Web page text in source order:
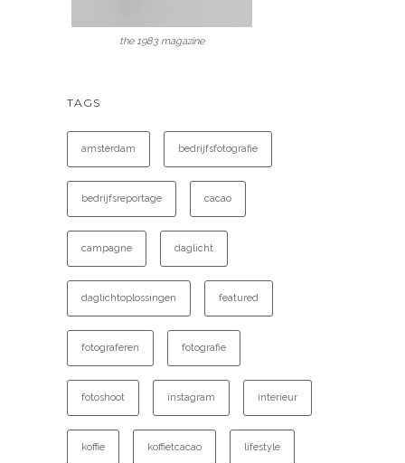
the 1983 magazine
TAGS
amsterdam bedrijfsfotografie
bedrijfsreportage cacao
campagne daglicht
daglichtoplossingen featured
fotograferen fotografie
fotoshoot instagram interieur
koffie koffietcacao lifestyle